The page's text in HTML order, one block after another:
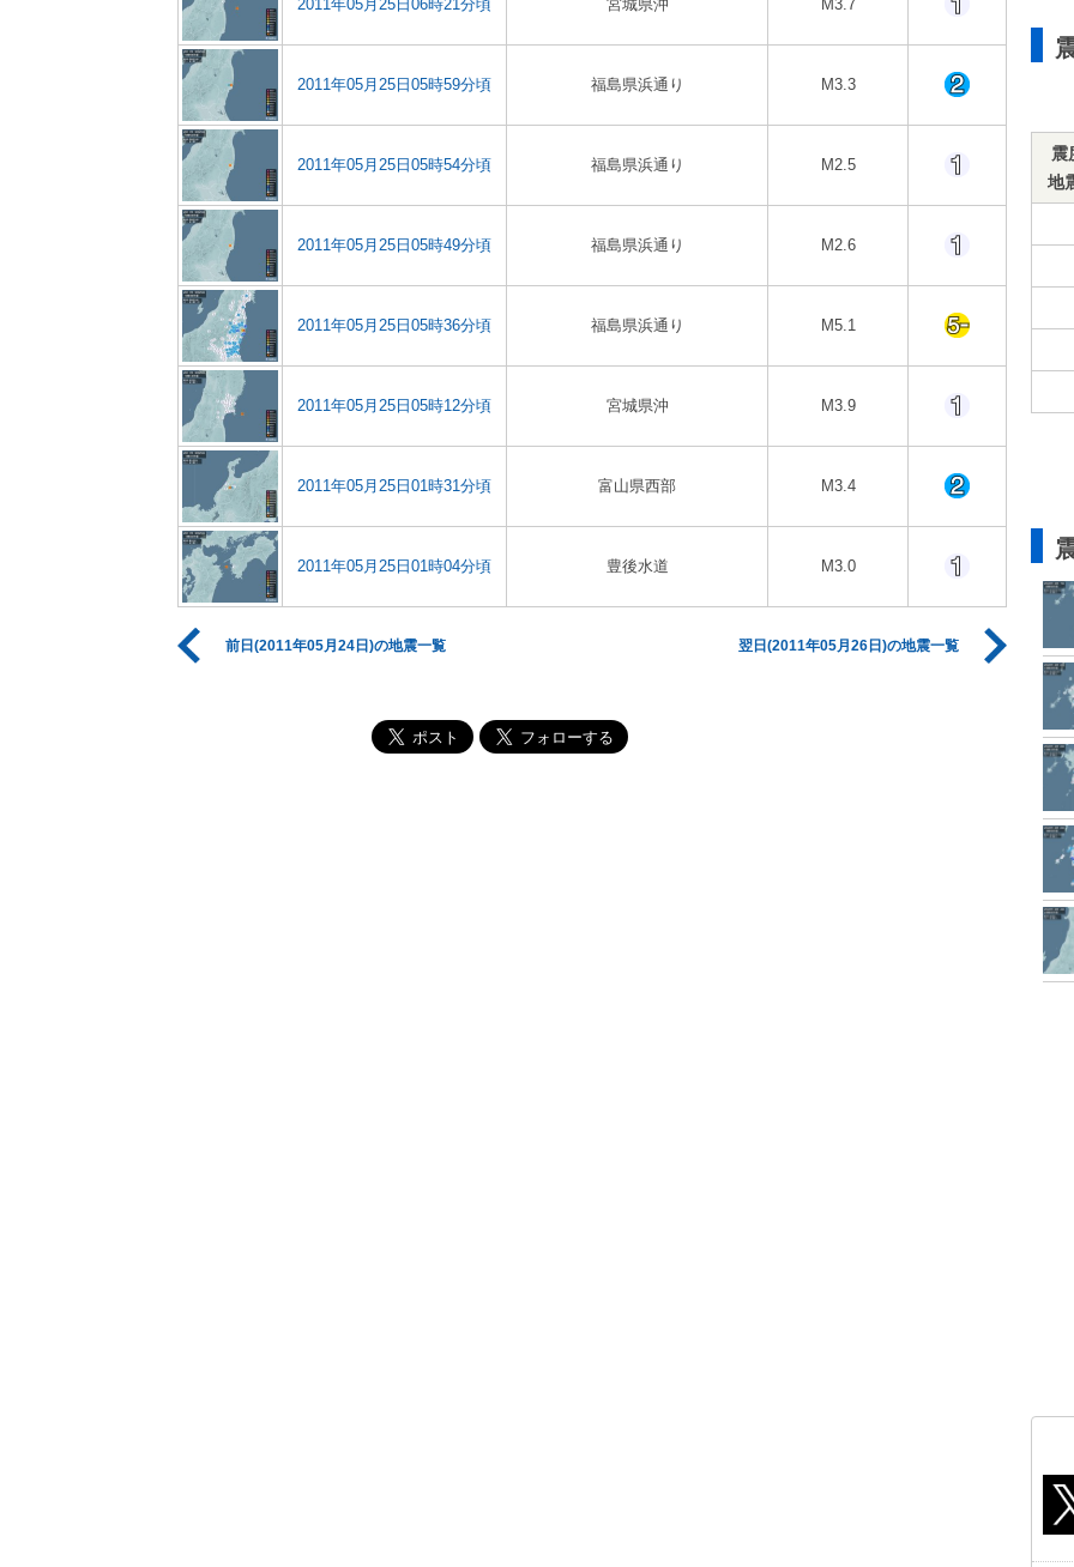
2011年05月25日06時21分頃 宮城県沖 M3.7
2011年05月25日05時59分頃 福島県浜通り M3.3
2011年05月25日05時54分頃 福島県浜通り M2.5
2011年05月25日05時49分頃 福島県浜通り M2.6
2011年05月25日05時36分頃 福島県浜通り M5.1
2011年05月25日05時12分頃 宮城県沖 M3.9
2011年05月25日01時31分頃 富山県西部 M3.4
2011年05月25日01時04分頃 豊後水道 M3.0
前日(2011年05月24日)の地震一覧 翌日(2011年05月26日)の地震一覧
震
地